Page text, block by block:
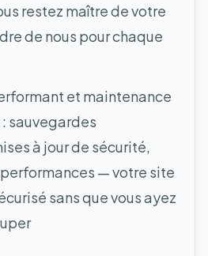
restez maître de votre
de nous pour chaque
et maintenance
sauvegardes
à jour de sécurité,
— votre site
sans que vous ayez